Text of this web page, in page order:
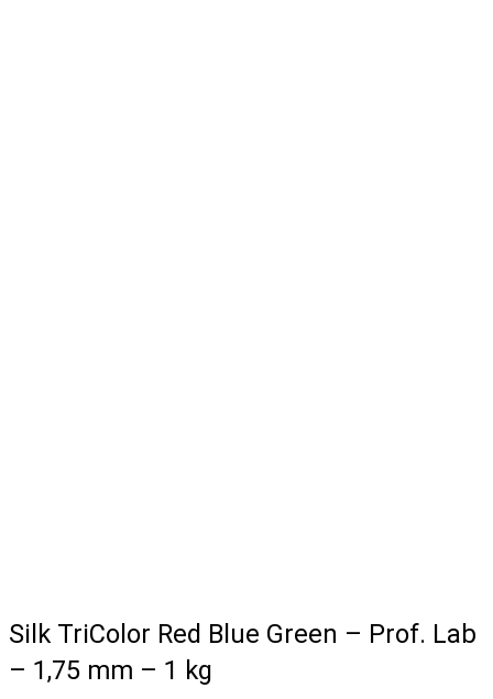
Silk TriColor Red Blue Green – Prof. Lab
– 1,75 mm – 1 kg